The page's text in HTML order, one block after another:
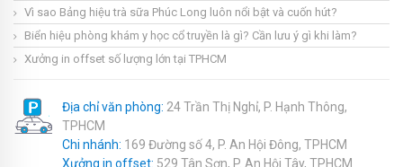
Vì sao Bảng hiệu trà sữa Phúc Long luôn nổi bật và cuốn hút?
Biển hiệu phòng khám y học cổ truyền là gì? Cần lưu ý gì khi làm?
Xưởng in offset số lượng lớn tại TPHCM
Địa chỉ văn phòng: 24 Trần Thị Nghỉ, P. Hạnh Thông,
TPHCM
Chi nhánh: 169 Đường số 4, P. An Hội Đông, TPHCM
Xưởng in offset: 529 Tân Sơn, P. An Hội Tây, TPHCM